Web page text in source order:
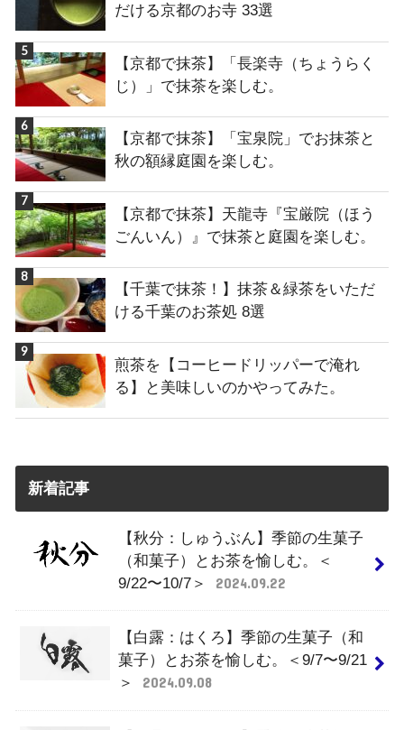
だける京都のお寺 33選
【京都で抹茶】「長楽寺（ちょうらく
じ）」で抹茶を楽しむ。
【京都で抹茶】「宝泉院」でお抹茶と
秋の額縁庭園を楽しむ。
【京都で抹茶】天龍寺『宝厳院（ほう
ごんいん）』で抹茶と庭園を楽しむ。
【千葉で抹茶！】抹茶＆緑茶をいただ
ける千葉のお茶処 8選
煎茶を【コーヒードリッパーで淹れ
る】と美味しいのかやってみた。
新着記事
【秋分：しゅうぶん】季節の生菓子
（和菓子）とお茶を愉しむ。＜
9/22〜10/7＞
2024.09.22
【白露：はくろ】季節の生菓子（和
菓子）とお茶を愉しむ。＜9/7〜9/21
＞
2024.09.08